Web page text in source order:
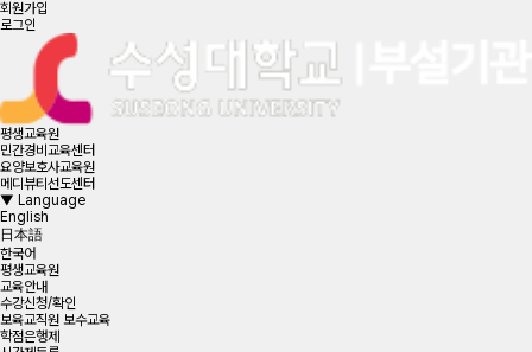
회원가입
로그인
평생교육원
민간경비교육센터
요양보호사교육원
메디뷰티선도센터
▼ Language
English
日本語
한국어
평생교육원
교육안내
수강신청/확인
보육교직원 보수교육
학점은행제